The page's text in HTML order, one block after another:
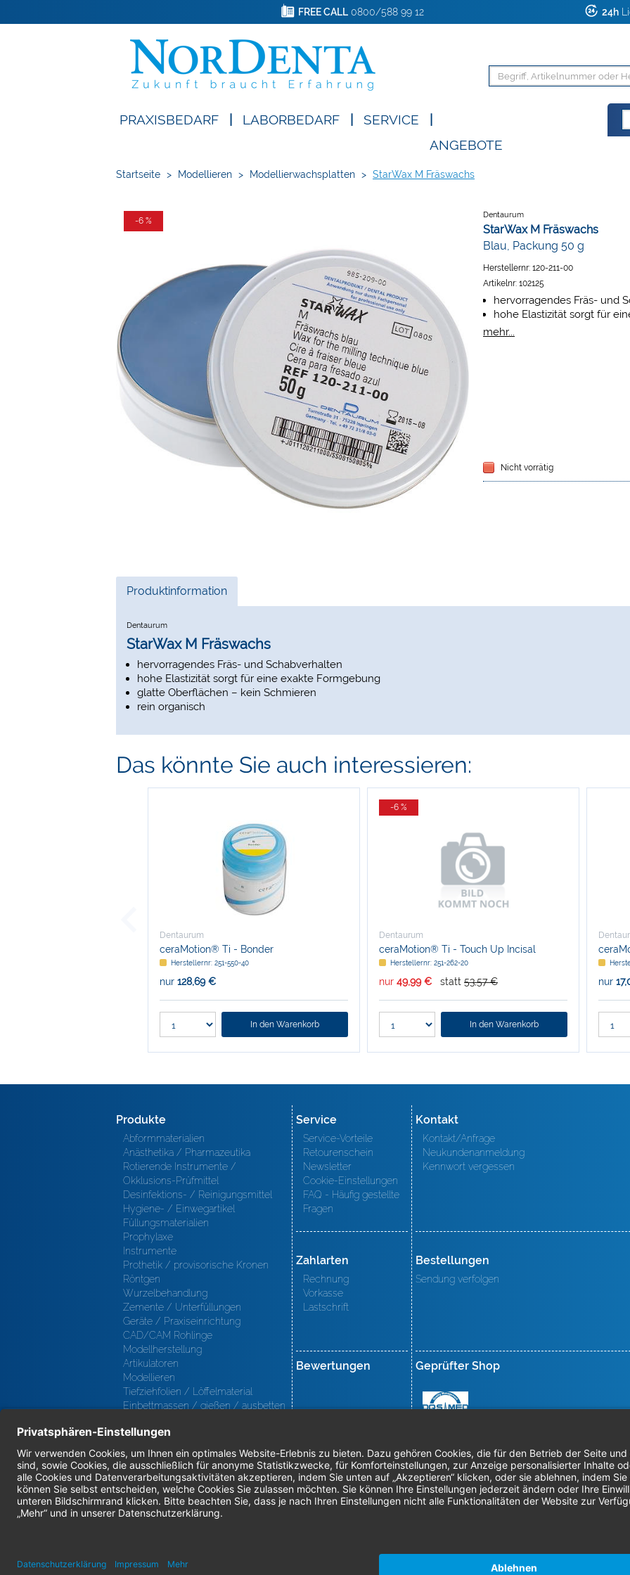
FREE CALL0800/588 99 12 24h
PRAXISBEDARF LABORBEDARF SERVICE
ANGEBOTE
Startseite > Modellieren > Modellierwachsplatten > StarWax M Fräswachs
-6 %
Dentaurum
StarWax M Fräswachs
Blau, Packung 50 g
Herstellernr: 120-211-00
Artikelnr: 102125
hervorragendes Fräs- und
hohe Elastizität sorgt für
glatte Oberflächen – kein
mehr...
Nicht vorrätig
Current
Produktinformation
Dentaurum
StarWax M Fräswachs
hervorragendes Fräs- und Schabverhalten
hohe Elastizität sorgt für eine exakte Formgebung
glatte Oberflächen – kein Schmieren
rein organisch
Das könnte Sie auch interessieren:
Dentaurum
ceraMotion® Ti - Bonder
Herstellernr: 251-550-40
nur 128,69 €
In den Warenkorb
-6 %
Dentaurum
ceraMotion® Ti - Touch Up Incisal
Herstellernr: 251-262-20
nur 49,99 € statt 53,57 €
In den Warenkorb
nur
Produkte
Abformmaterialien
Anästhetika / Pharmazeutika
Rotierende Instrumente /
Okklusions-Prüfmittel
Desinfektions- / Reinigungsmittel
Hygiene- / Einwegartikel
Füllungsmaterialien
Prophylaxe
Instrumente
Prothetik / provisorische Kronen
Röntgen
Wurzelbehandlung
Zemente / Unterfüllungen
Geräte / Praxiseinrichtung
CAD/CAM Rohlinge
Modellherstellung
Artikulatoren
Modellieren
Tiefziehfolien / Löffelmaterial
Einbettmassen / gießen / ausbetten
Oberfl ächenbearbeitung
Keramik
Verblendmaterialien
Instrumente
Kieferorthopädie / Klammerdrähte
Verschiedenes (Labor)
Service
Service-Vorteile
Retourenschein
Newsletter
Cookie-Einstellungen
FAQ - Häufig gestellte
Fragen
Zahlarten
Rechnung
Vorkasse
Lastschrift
Bewertungen
Kontakt
Kontakt/Anfrage
Neukundenanmeldung
Kennwort vergessen
Bestellungen
Sendung verfolgen
Geprüfter Shop